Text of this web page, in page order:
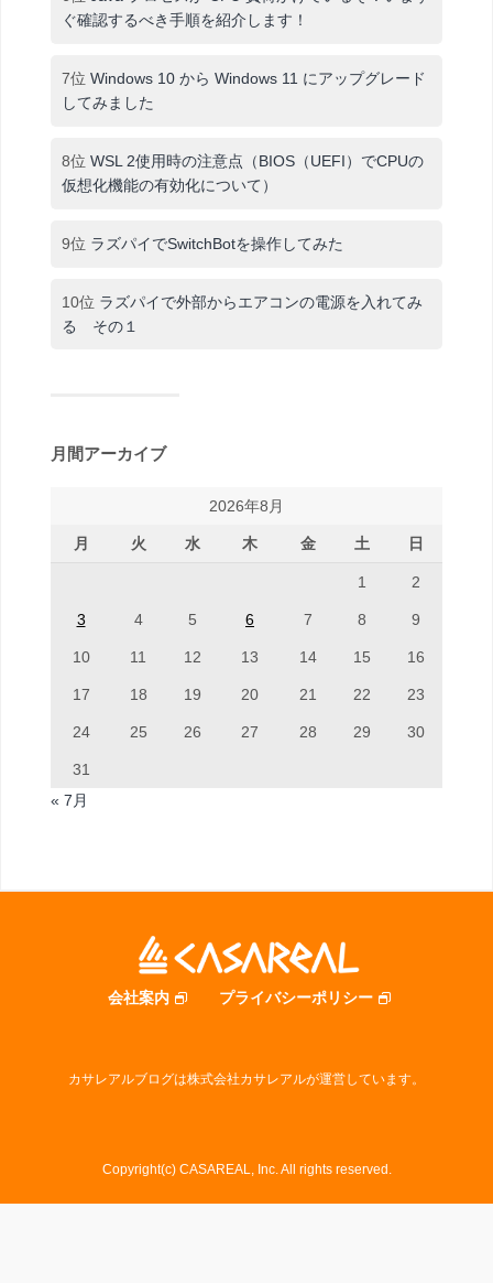
ぐ確認するべき手順を紹介します！
7位 Windows 10 から Windows 11 にアップグレード
してみました
8位 WSL 2使用時の注意点（BIOS（UEFI）でCPUの
仮想化機能の有効化について）
9位 ラズパイでSwitchBotを操作してみた
10位 ラズパイで外部からエアコンの電源を入れてみ
る その１
月間アーカイブ
2026年8月
月 火 水 木 金 土 日
1 2
3 4 5 6 7 8 9
10 11 12 13 14 15 16
17 18 19 20 21 22 23
24 25 26 27 28 29 30
31
« 7月
会社案内 プライバシーポリシー
カサレアルブログは株式会社カサレアルが運営しています。
Copyright(c) CASAREAL, Inc. All rights reserved.